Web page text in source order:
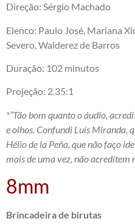
Direção: Sérgio Machado
Elenco: Paulo José, Mariana
Severo, Walderez de Barros
Duração: 102 minutos
Projeção: 2.35:1
*”Tão bom quanto o áudio,
e olhos. Confundi Luís Miranda,
Hélio de la Peña, que não faço
mais de uma vez, não acreditem
8mm
Brincadeira de birutas